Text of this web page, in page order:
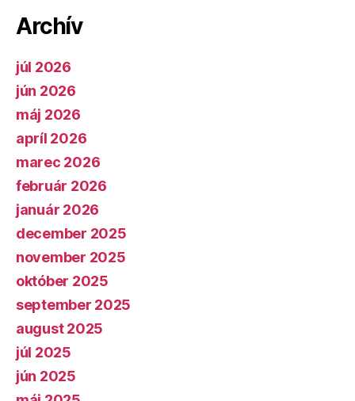
Archív
júl 2026
jún 2026
máj 2026
apríl 2026
marec 2026
február 2026
január 2026
december 2025
november 2025
október 2025
september 2025
august 2025
júl 2025
jún 2025